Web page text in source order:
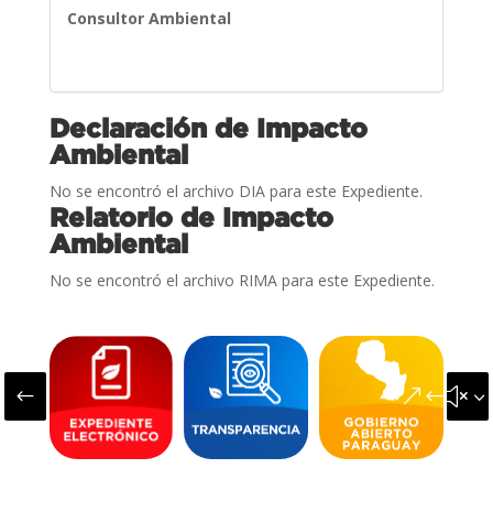
Consultor Ambiental
Declaración de Impacto
Ambiental
No se encontró el archivo DIA para este Expediente.
Relatorio de Impacto
Ambiental
No se encontró el archivo RIMA para este Expediente.
#